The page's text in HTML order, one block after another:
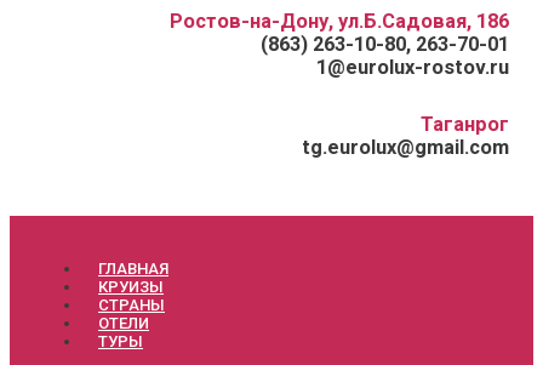
Ростов-на-Дону, ул.Б.Садовая, 186
(863) 263-10-80, 263-70-01
1@eurolux-rostov.ru
Таганрог
tg.eurolux@gmail.com
ГЛАВНАЯ
КРУИЗЫ
СТРАНЫ
ОТЕЛИ
ТУРЫ